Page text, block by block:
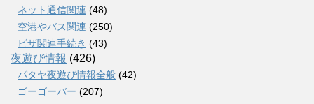
ネット通信関連 (48)
空港やバス関連 (250)
ビザ関連手続き (43)
夜遊び情報 (426)
パタヤ夜遊び情報全般 (42)
ゴーゴーバー (207)